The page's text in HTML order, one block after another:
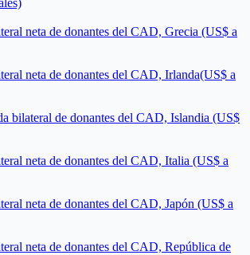
neta de donantes del CAD, Grecia (US$ a
neta de donantes del CAD, Irlanda(US$ a
bilateral de donantes del CAD, Islandia (US$
neta de donantes del CAD, Italia (US$ a
neta de donantes del CAD, Japón (US$ a
neta de donantes del CAD, República de